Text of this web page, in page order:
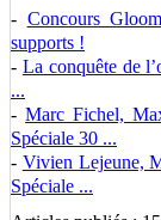
- Concours
supports !
- La conquête de
...
-Marc Fichel,
Spéciale 30 ...
- Vivien Lejeune,
Spéciale ...